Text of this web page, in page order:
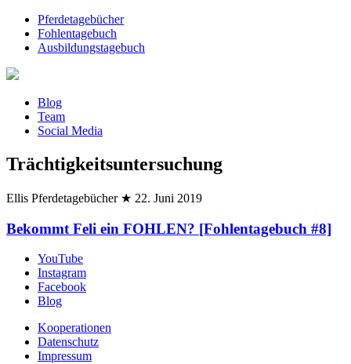
Pferdetagebücher
Fohlentagebuch
Ausbildungstagebuch
Blog
Team
Social Media
Trächtigkeitsuntersuchung
Ellis Pferdetagebücher ★ 22. Juni 2019
Bekommt Feli ein FOHLEN? [Fohlentagebuch #8]
YouTube
Instagram
Facebook
Blog
Kooperationen
Datenschutz
Impressum